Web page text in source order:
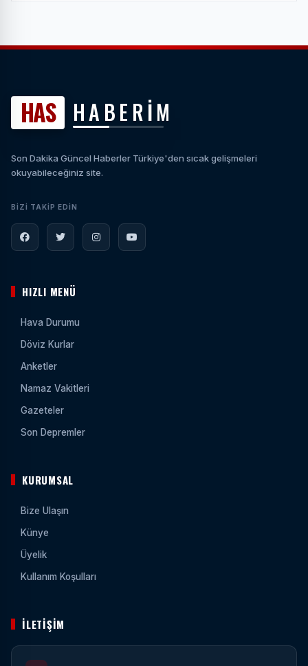
HAS HABERİM
Son Dakika Güncel Haberler Türkiye'den sıcak gelişmeleri
okuyabileceğiniz site.
BIZI TAKIP EDIN
HIZLI MENÜ
Hava Durumu
Döviz Kurlar
Anketler
Namaz Vakitleri
Gazeteler
Son Depremler
KURUMSAL
Bize Ulaşın
Künye
Üyelik
Kullanım Koşulları
İLETIŞIM